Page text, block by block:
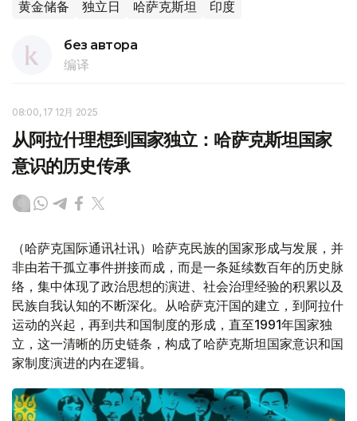
黄金储备 独立日 哈萨克斯坦 印度
без автора
编译
08:00, 17 12月 2025
从阿拉什理想到国家独立：哈萨克斯坦国家
意识的历史传承
（哈萨克国际通讯社讯）哈萨克民族的国家形成与发展，并
非由若干孤立事件拼接而成，而是一条延续数百年的历史脉
络，集中体现了政治思想的演进、社会治理经验的积累以及
民族自我认知的不断深化。从哈萨克汗国的建立，到阿拉什
运动的兴起，再到共和国制度的形成，直至1991年国家独
立，这一清晰的历史链条，构成了哈萨克斯坦国家意识和国
家制度演进的内在逻辑。